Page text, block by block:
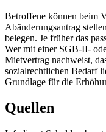
Betroffene können beim
Abänderungsantrag
belegen. Je früher das
Wer mit einer SGB-II-
Mietvertrag nachweist,
sozialrechtlichen Bedarf
Grundlage für die
Quellen